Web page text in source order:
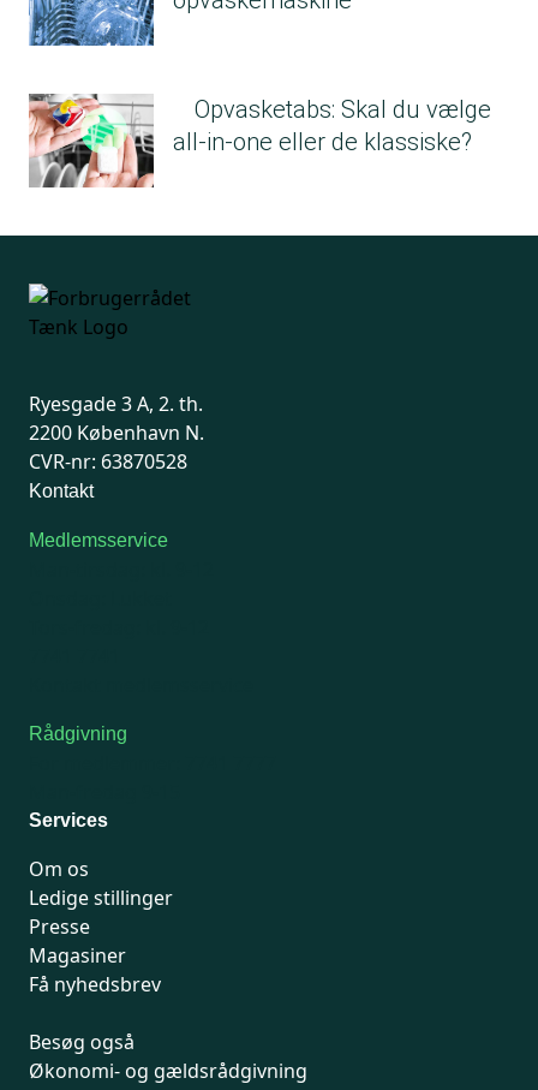
Opvasketabs: Skal du vælge
all-in-one eller de klassiske?
Ryesgade 3 A, 2. th.
2200 København N.
CVR-nr: 63870528
Kontakt
Medlemsservice
Rådgivning
Services
Om os
Ledige stillinger
Presse
Magasiner
Få nyhedsbrev
Besøg også
Økonomi- og gældsrådgivning